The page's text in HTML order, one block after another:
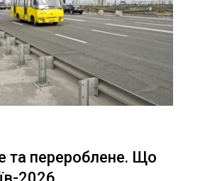
та перероблене. Що